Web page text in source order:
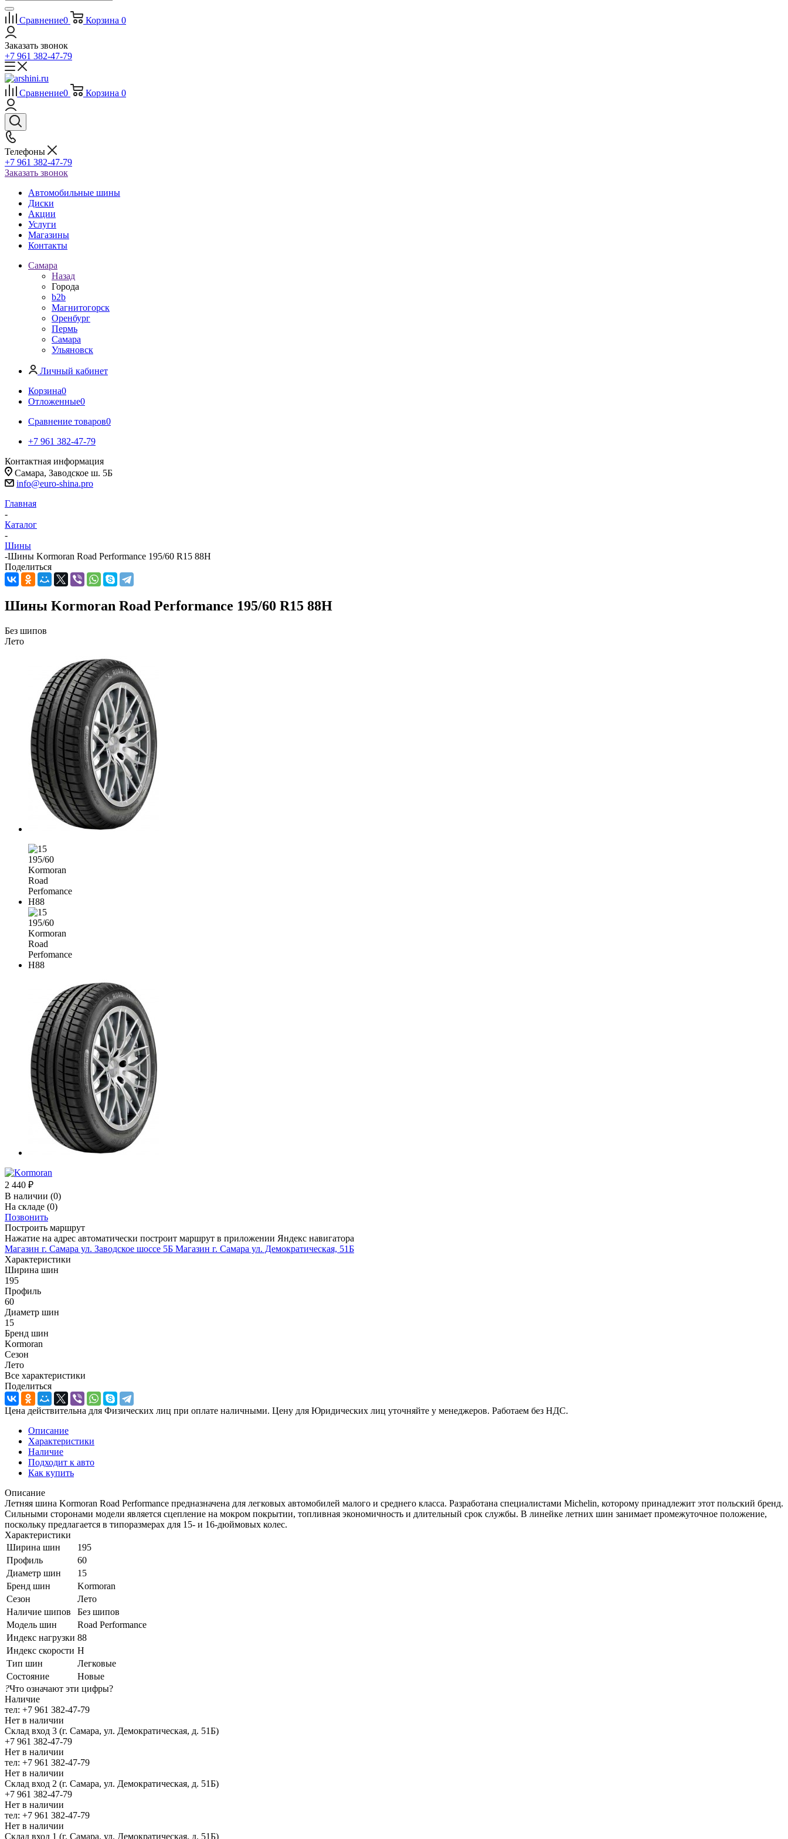
Сравнение0 Корзина 0
Заказать звонок
+7 961 382-47-79
Сравнение0 Корзина 0
Телефоны
+7 961 382-47-79
Заказать звонок
Автомобильные шины
Диски
Акции
Услуги
Магазины
Контакты
Самара
Назад
Города
b2b
Магнитогорск
Оренбург
Пермь
Самара
Ульяновск
Личный кабинет
Корзина0
Отложенные0
Сравнение товаров0
+7 961 382-47-79
Контактная информация
Самара, Заводское ш. 5Б
info@euro-shina.pro
Главная
-
Каталог
-
Шины
-Шины Kormoran Road Performance 195/60 R15 88H
Поделиться
Шины Kormoran Road Performance 195/60 R15 88H
Без шипов
Лето
2 440 ₽
В наличии (0)
На складе (0)
Позвонить
Построить маршрут
Нажатие на адрес автоматически построит маршрут в приложении Яндекс навигатора
Магазин г. Самара ул. Заводское шоссе 5Б Магазин г. Самара ул. Демократическая, 51Б
Характеристики
Ширина шин
195
Профиль
60
Диаметр шин
15
Бренд шин
Kormoran
Сезон
Лето
Все характеристики
Поделиться
Цена действительна для Физических лиц при оплате наличными. Цену для Юридических лиц уточняйте у менеджеров. Работаем без НДС.
Описание
Характеристики
Наличие
Подходит к авто
Как купить
Описание
Летняя шина Kormoran Road Performance предназначена для легковых автомобилей малого и среднего класса. Разработана специалистами Michelin, которому принадлежит этот польский бренд.
Сильными сторонами модели является сцепление на мокром покрытии, топливная экономичность и длительный срок службы. В линейке летних шин занимает промежуточное положение,
поскольку предлагается в типоразмерах для 15- и 16-дюймовых колес.
Характеристики
Ширина шин
195
Профиль
60
Диаметр шин
15
Бренд шин
Kormoran
Сезон
Лето
Наличие шипов
Без шипов
Модель шин
Road Performance
Индекс нагрузки 88
Индекс скорости H
Тип шин
Легковые
Состояние
Новые
?Что означают эти цифры?
Наличие
тел: +7 961 382-47-79
Нет в наличии
Склад вход 3 (г. Самара, ул. Демократическая, д. 51Б)
+7 961 382-47-79
Нет в наличии
тел: +7 961 382-47-79
Нет в наличии
Склад вход 2 (г. Самара, ул. Демократическая, д. 51Б)
+7 961 382-47-79
Нет в наличии
тел: +7 961 382-47-79
Нет в наличии
Склад вход 1 (г. Самара, ул. Демократическая, д. 51Б)